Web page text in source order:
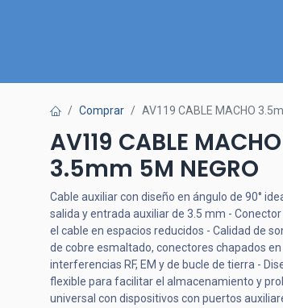
Comprar AV119 CABLE MACHO
AV119 CABLE
3.5mm 5M NEGRO
Cable auxiliar con diseño en ángulo de 90°
salida y entrada auxiliar de 3.5 mm -
el cable en espacios reducidos - Calidad de
de cobre esmaltado, conectores chapados
interferencias RF, EM y de bucle de tierra -
flexible para facilitar el almacenamiento y
universal con dispositivos con puertos